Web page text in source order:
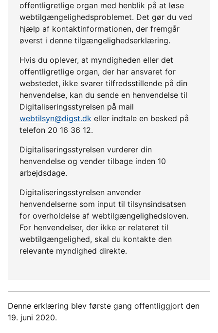
offentligretlige organ med henblik på at løse
webtilgængelighedsproblemet. Det gør du ved
hjælp af kontaktinformationen, der fremgår
øverst i denne tilgængelighedserklæring.
Hvis du oplever, at myndigheden eller det
offentligretlige organ, der har ansvaret for
webstedet, ikke svarer tilfredsstillende på din
henvendelse, kan du sende en henvendelse til
Digitaliseringsstyrelsen på mail
webtilsyn@digst.dk eller indtale en besked på
telefon 20 16 36 12.
Digitaliseringsstyrelsen vurderer din
henvendelse og vender tilbage inden 10
arbejdsdage.
Digitaliseringsstyrelsen anvender
henvendelserne som input til tilsynsindsatsen
for overholdelse af webtilgængelighedsloven.
For henvendelser, der ikke er relateret til
webtilgængelighed, skal du kontakte den
relevante myndighed direkte.
Denne erklæring blev første gang offentliggjort den
19. juni 2020.